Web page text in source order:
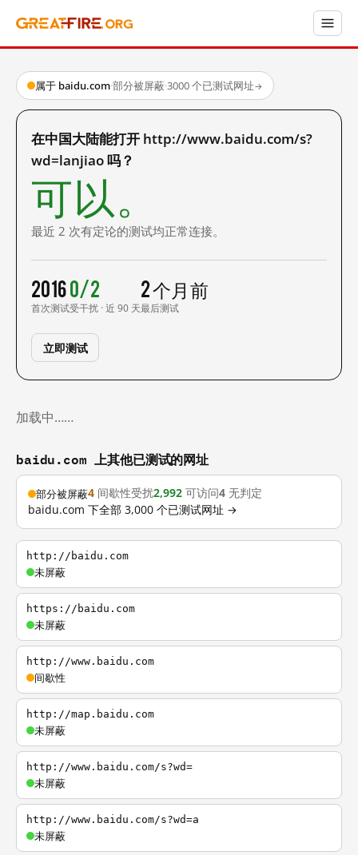
属于 baidu.com·部分被屏蔽·3000 个已测试网址→
在中国大陆能打开 http://www.baidu.com/s?
wd=lanjiao 吗？
可以。
最近 2 次有定论的测试均正常连接。
2016
首次测试
0/2
受干扰 · 近 90 天
2 个月前
最后测试
立即测试
加载中……
baidu.com 上其他已测试的网址
部分被屏蔽4 间歇性受扰2,992 可访问4 无判定
baidu.com 下全部 3,000 个已测试网址 →
http://baidu.com
未屏蔽
https://baidu.com
未屏蔽
http://www.baidu.com
间歇性
http://map.baidu.com
未屏蔽
http://www.baidu.com/s?wd=
未屏蔽
http://www.baidu.com/s?wd=a
未屏蔽